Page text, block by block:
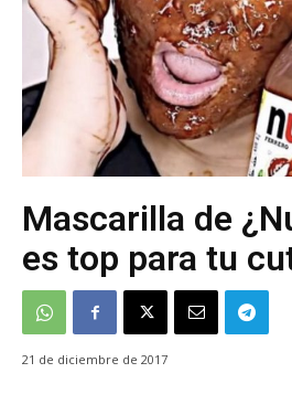
Mascarilla de
es top para tu
21 de diciembre de 2017